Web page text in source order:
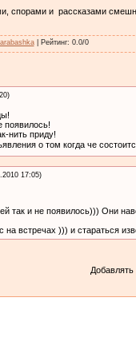
спорами и рассказами
| Рейтинг: 0.0/0
появилось!
нить приду!
о том когда че
17:05)
так и не появилось))) Они
на встречах ))) и стараться
Добавлять